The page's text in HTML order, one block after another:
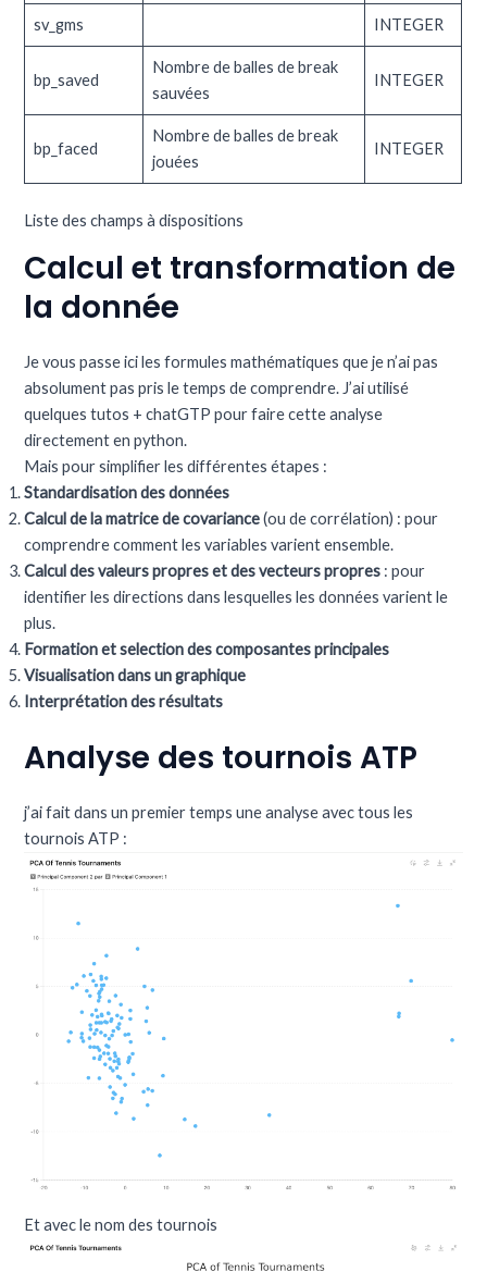
sv_gms INTEGER
bp_saved
Nombre de balles de break
sauvées
INTEGER
bp_faced
Nombre de balles de break
jouées
INTEGER
Liste des champs à dispositions
Calcul et transformation de
la donnée
Je vous passe ici les formules mathématiques que je n’ai pas
absolument pas pris le temps de comprendre. J’ai utilisé
quelques tutos + chatGTP pour faire cette analyse
directement en python.
Mais pour simplifier les différentes étapes :
Standardisation des données
Calcul de la matrice de covariance(ou de corrélation) : pour
comprendre comment les variables varient ensemble.
Calcul des valeurs propres et des vecteurs propres : pour
identifier les directions dans lesquelles les données varient le
plus.
Formation et selection des composantes principales
Visualisation dans un graphique
Interprétation des résultats
Analyse des tournois ATP
j’ai fait dans un premier temps une analyse avec tous les
tournois ATP :
Et avec le nom des tournois